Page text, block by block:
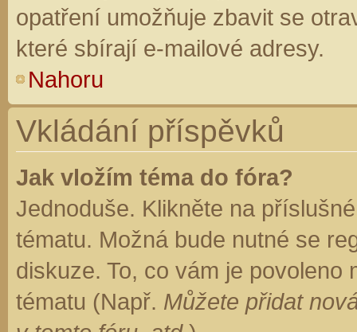
opatření umožňuje zbavit se
které sbírají e-mailové adresy.
Nahoru
Vkládání příspěvků
Jak vložím téma do fóra?
Jednoduše. Klikněte na
tématu. Možná bude nutné se
diskuze. To, co vám je
tématu (Např. Můžete přidat